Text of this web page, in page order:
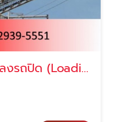
เครื่องโหลดของลงรถปิด (Loading spout)